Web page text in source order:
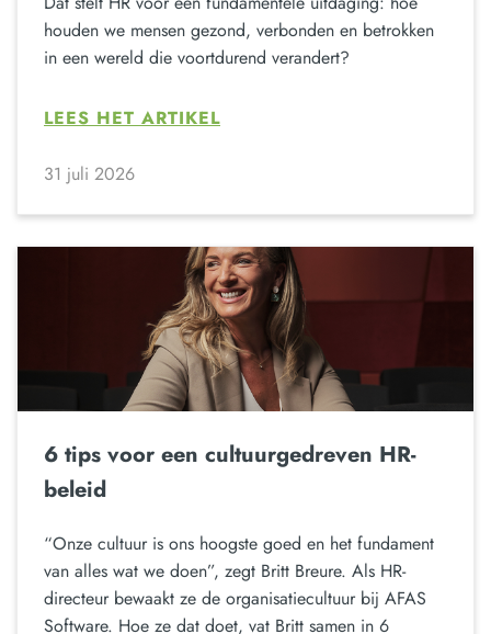
houden we mensen gezond, verbonden en betrokken
in een wereld die voortdurend verandert?
LEES HET ARTIKEL
31 juli 2026
6 tips voor een cultuurgedreven HR-
beleid
“Onze cultuur is ons hoogste goed en het fundament
van alles wat we doen”, zegt Britt Breure. Als HR-
directeur bewaakt ze de organisatiecultuur bij AFAS
Software. Hoe ze dat doet, vat Britt samen in 6